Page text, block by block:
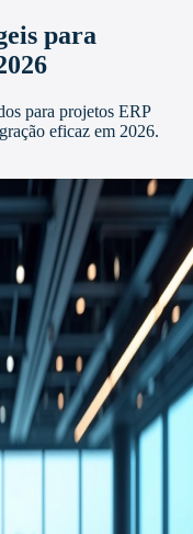
para
para projetos ERP
eficaz em 2026.